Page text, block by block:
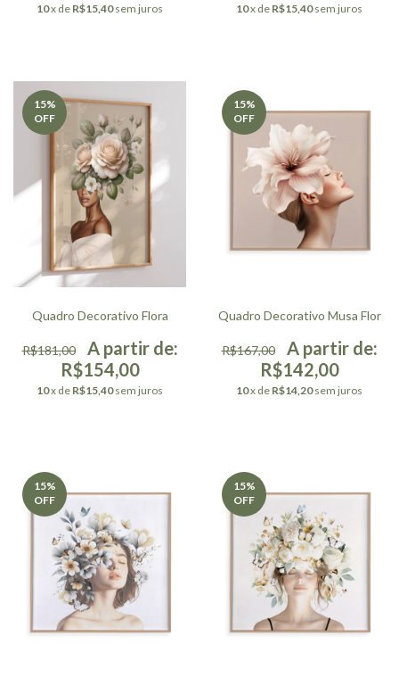
10x de R$15,40 sem juros 10x de R$15,40 sem juros
15%
OFF
Quadro Decorativo Flora
R$181,00
R$154,00
10x de R$15,40 sem juros
15%
OFF
Quadro Decorativo Musa Flor
R$167,00
R$142,00
10x de R$14,20 sem juros
15%
OFF
15%
OFF